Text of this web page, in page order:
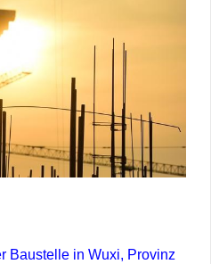
Baustelle in Wuxi, Provinz